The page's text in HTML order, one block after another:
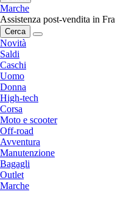
Marche
Assistenza post-vendita in
Cerca
Novità
Saldi
Caschi
Uomo
Donna
High-tech
Corsa
Moto e scooter
Off-road
Avventura
Manutenzione
Bagagli
Outlet
Marche